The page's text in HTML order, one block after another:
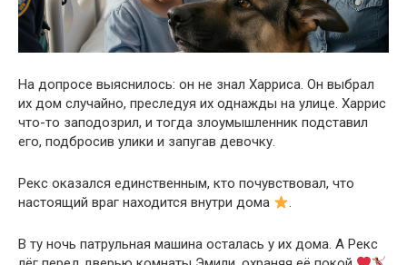
На допросе выяснилось: он не знал Харриса. Он выбрал
их дом случайно, преследуя их однажды на улице. Харрис
что-то заподозрил, и тогда злоумышленник подставил
его, подбросив улики и запугав девочку.
Рекс оказался единственным, кто почувствовал, что
настоящий враг находится внутри дома
.
В ту ночь патрульная машина осталась у их дома. А Рекс